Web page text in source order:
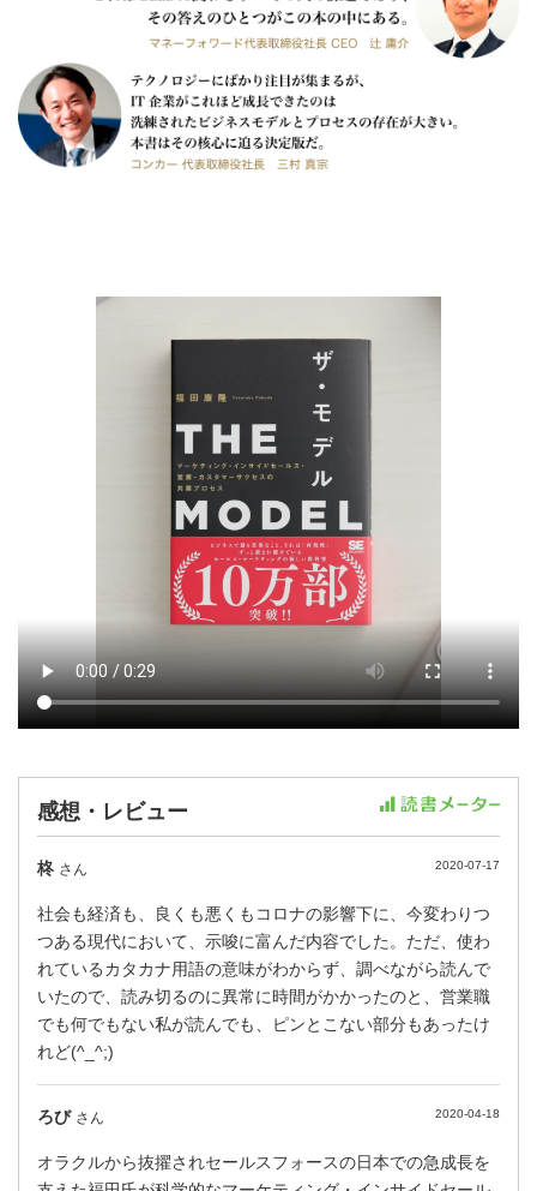
感想・レビュー
柊 さん 2020-07-17
社会も経済も、良くも悪くもコロナの影響下に、今変わりつ
つある現代において、示唆に富んだ内容でした。ただ、使わ
れているカタカナ用語の意味がわからず、調べながら読んで
いたので、読み切るのに異常に時間がかかったのと、営業職
でも何でもない私が読んでも、ピンとこない部分もあったけ
れど(^_^;)
ろび さん 2020-04-18
オラクルから抜擢されセールスフォースの日本での急成長を